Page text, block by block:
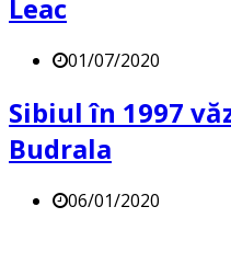
Leac
01/07/2020
Sibiul în 1997
Budrala
06/01/2020